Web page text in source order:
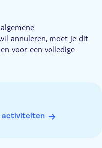
annuleren, moet je dit
voor een volledige
activiteiten